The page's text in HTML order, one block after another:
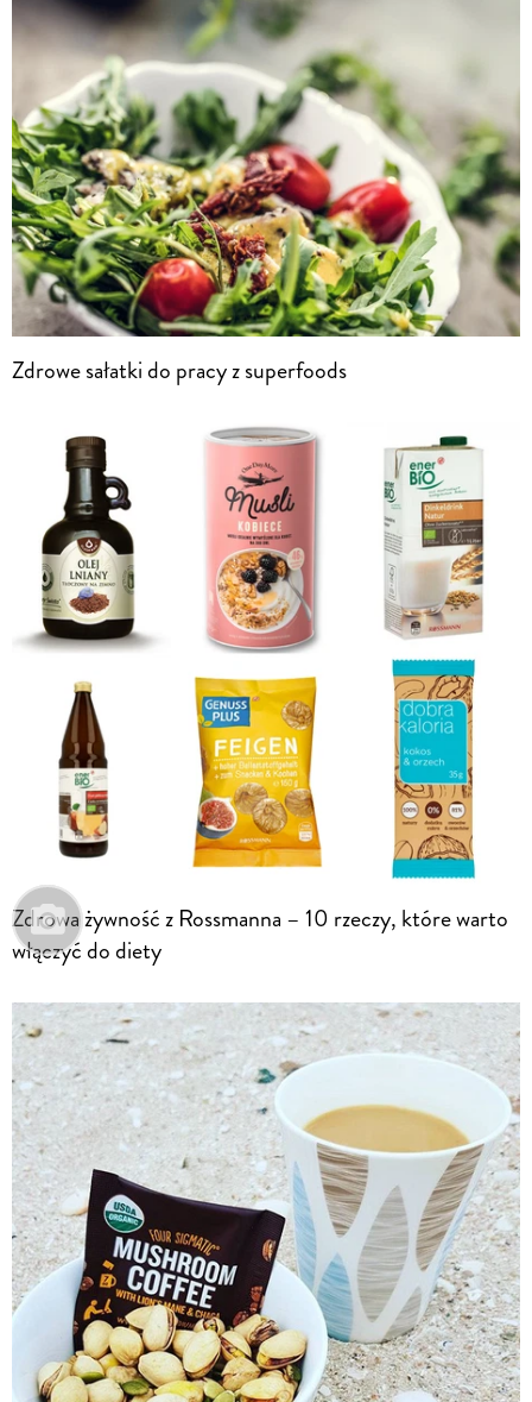
Zdrowe sałatki do pracy z superfoods
Zdrowa żywność z Rossmanna – 10 rzeczy, które warto
włączyć do diety